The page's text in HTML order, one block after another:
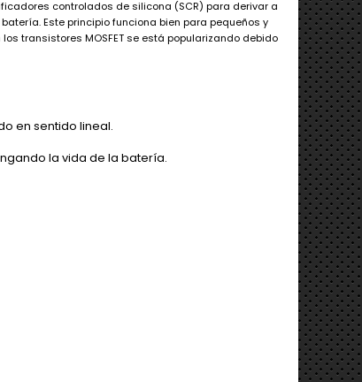
controlados de silicona (SCR) para derivar a
Este principiofunciona bien para pequeños y
los transistores MOSFET se está popularizando debido
en sentido lineal.
la vida de la batería.